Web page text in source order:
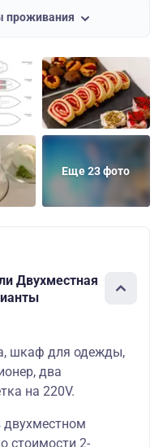
Основных
мест: 2
Цена со
скидкой:
75145
проживания
Еще 23 фото
Двухместная
шкаф для одежды,
два
на 220V.
стоимости 2-